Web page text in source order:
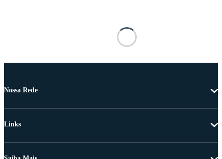
Nossa Rede
Links